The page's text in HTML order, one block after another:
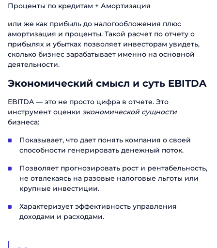
Проценты по кредитам + Амортизация
или же как прибыль до налогообложения плюс
амортизация и проценты. Такой расчет по отчету о
прибылях и убытках позволяет инвесторам увидеть,
сколько бизнес зарабатывает именно на основной
деятельности.
Экономический смысл и суть EBITDA
EBITDA — это не просто цифра в отчете. Это
инструмент оценки экономической сущности
бизнеса:
Показывает, что дает понять компания о своей
способности генерировать денежный поток.
Позволяет прогнозировать рост и рентабельность,
не отвлекаясь на разовые налоговые льготы или
крупные инвестиции.
Характеризует эффективность управления
доходами и расходами.